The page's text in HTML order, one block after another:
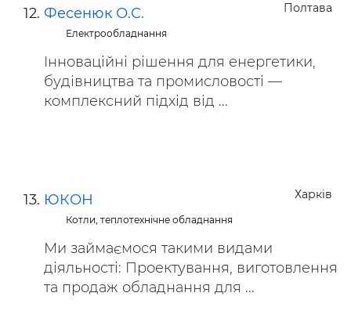
Полтава
Фесенюк О.С.
Електрообладнання
Інноваційні рішення для енергетики,
будівництва та промисловості —
комплексний підхід від ...
Харків
ЮКОН
Котли, теплотехнічне обладнання
Ми займаємося такими видами
діяльності: Проектування, виготовлення
та продаж обладнання для ...